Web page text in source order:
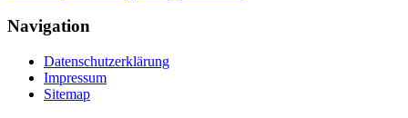
Navigation
Datenschutzerklärung
Impressum
Sitemap